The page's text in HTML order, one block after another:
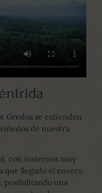
Gredos se extienden
de nuestra
con inviernos muy
que llegado el envero
posibilitando una